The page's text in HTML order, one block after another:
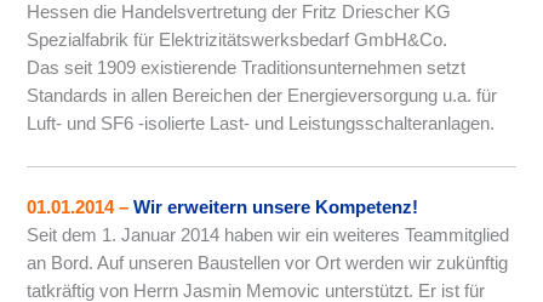
Hessen die Handelsvertretung der Fritz Driescher KG
Spezialfabrik für Elektrizitätswerksbedarf GmbH&Co.
Das seit 1909 existierende Traditionsunternehmen setzt
Standards in allen Bereichen der Energieversorgung u.a. für
Luft- und SF6 -isolierte Last- und Leistungsschalteranlagen.
01.01.2014– Wir erweitern unsere Kompetenz!
Seit dem 1. Januar 2014 haben wir ein weiteres Teammitglied
an Bord. Auf unseren Baustellen vor Ort werden wir zukünftig
tatkräftig von Herrn Jasmin Memovic unterstützt. Er ist für